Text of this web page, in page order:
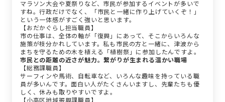
マラソン大会や夏祭りなど、市民が参加するイベントが多いで
すね。行政だけでなく、「市民と一緒に作り上げていくぞ！」
という一体感がすごく強いと思います。
【おだかぐらし担当職員】
市の仕事は、全体の軸が「復興」にあって、そこからいろんな
施策が枝分かれしています。私も市民の方と一緒に、津波から
まちを守るための木を植える「植樹祭」に参加したんですよ。
市民との距離の近さが魅力。繋がりが生まれる温かい職場
【総務課職員】
サーフィンや馬術、自転車など、いろんな趣味を持っている職
員が多いんです。面白い人がたくさんいますし、先輩たちも優
しく、休みも取りやすいですよ。
【小高区地域振興課職員】